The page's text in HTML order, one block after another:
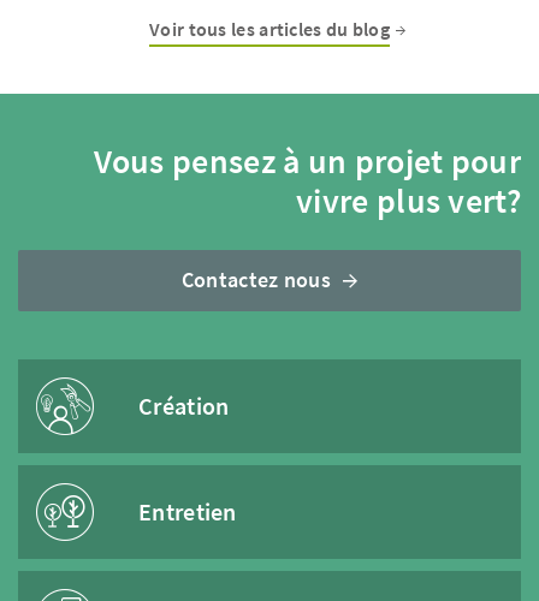
Voir tous les articles du blog
Vous pensez à un projet pour
vivre plus vert?
Contactez nous
Création
Entretien